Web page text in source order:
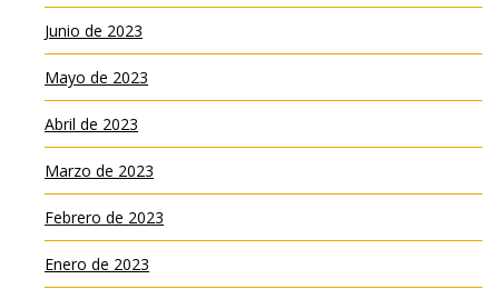
Junio de 2023
Mayo de 2023
Abril de 2023
Marzo de 2023
Febrero de 2023
Enero de 2023